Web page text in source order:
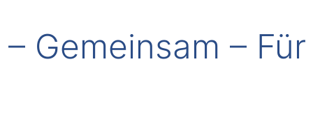
Gemeinsam –